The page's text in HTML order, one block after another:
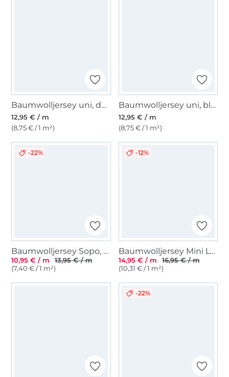
Baumwolljersey uni, dunkelflieder
12,95 € / m
(8,75 € / 1 m²)
Baumwolljersey uni, blassgrün
12,95 € / m
(8,75 € / 1 m²)
-22%
Baumwolljersey Sopo, royalblau
10,95 € / m
13,95 € / m
(7,40 € / 1 m²)
-12%
Baumwolljersey Mini Leo, sand
14,95 € / m
16,95 € / m
(10,31 € / 1 m²)
-22%